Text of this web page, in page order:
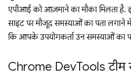
एपीआई को आज़माने का मौका मिलता
साइट पर मौजूद समस्याओं का पता लगाने
कि आपके उपयोगकर्ता उन समस्याओं का
Chrome DevTools